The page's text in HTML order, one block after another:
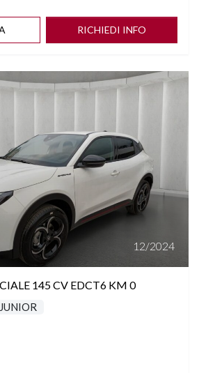
RICHIEDI INFO
12/2024
145 CV EDCT6 KM 0
JUNIOR